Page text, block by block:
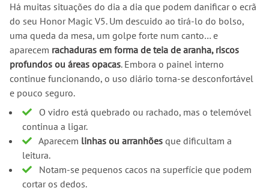
Há muitas situações do dia a dia que podem danificar o ecrã
do seu Honor Magic V5. Um descuido ao tirá-lo do bolso,
uma queda da mesa, um golpe forte num canto… e
aparecem rachaduras em forma de teia de aranha, riscos
profundos ou áreas opacas. Embora o painel interno
continue funcionando, o uso diário torna-se desconfortável
e pouco seguro.
O vidro está quebrado ou rachado, mas o telemóvel
continua a ligar.
Aparecem linhas ou arranhõesque dificultam a
leitura.
Notam-se pequenos cacos na superfície que podem
cortar os dedos.